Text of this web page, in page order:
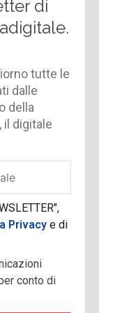
di
tutte le
dalle
della
il digitale
Privacye di
conto di